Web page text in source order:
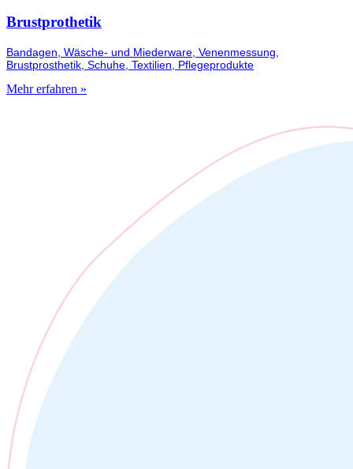
Brustprothetik
Bandagen, Wäsche- und Miederware, Venenmessung,
Brustprosthetik, Schuhe, Textilien, Pflegeprodukte
Mehr erfahren »